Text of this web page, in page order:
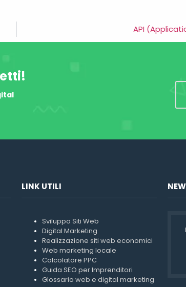
API
LINK UTILI
Sviluppo Siti Web
Digital Marketing
Realizzazione siti web economici
Web marketing locale
Calcolatore PPC
Guida SEO per Imprenditori
Glossario web e digital marketing